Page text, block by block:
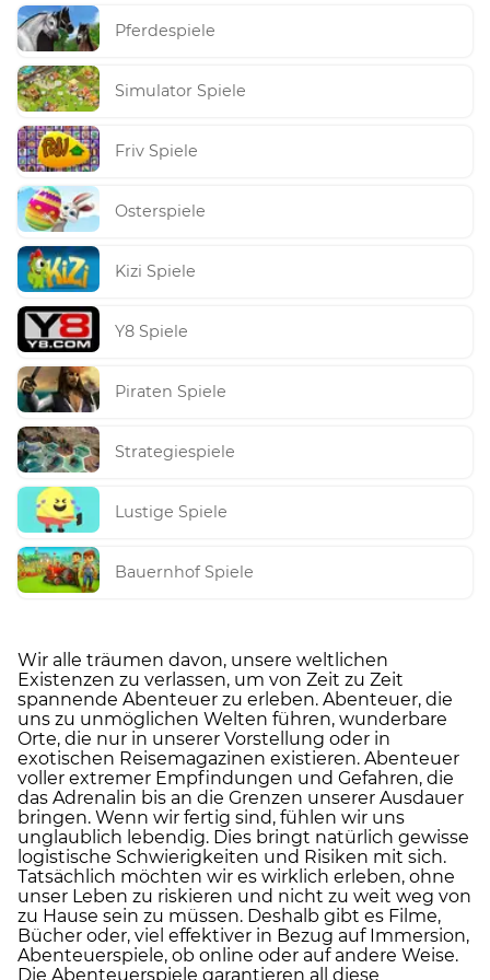
Pferdespiele
Simulator Spiele
Friv Spiele
Osterspiele
Kizi Spiele
Y8 Spiele
Piraten Spiele
Strategiespiele
Lustige Spiele
Bauernhof Spiele
Wir alle träumen davon, unsere weltlichen
Existenzen zu verlassen, um von Zeit zu Zeit
spannende Abenteuer zu erleben. Abenteuer, die
uns zu unmöglichen Welten führen, wunderbare
Orte, die nur in unserer Vorstellung oder in
exotischen Reisemagazinen existieren. Abenteuer
voller extremer Empfindungen und Gefahren, die
das Adrenalin bis an die Grenzen unserer Ausdauer
bringen. Wenn wir fertig sind, fühlen wir uns
unglaublich lebendig. Dies bringt natürlich gewisse
logistische Schwierigkeiten und Risiken mit sich.
Tatsächlich möchten wir es wirklich erleben, ohne
unser Leben zu riskieren und nicht zu weit weg von
zu Hause sein zu müssen. Deshalb gibt es Filme,
Bücher oder, viel effektiver in Bezug auf Immersion,
Abenteuerspiele, ob online oder auf andere Weise.
Die Abenteuerspiele garantieren all diese